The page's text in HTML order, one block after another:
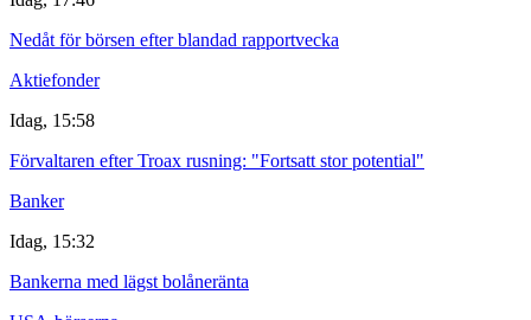
Nedåt för börsen efter blandad rapportvecka
Aktiefonder
Idag, 15:58
Förvaltaren efter Troax rusning: "Fortsatt stor potential"
Banker
Idag, 15:32
Bankerna med lägst bolåneränta